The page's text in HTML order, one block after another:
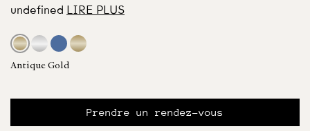
undefined LIRE PLUS
Antique Gold
Prendre un rendez-vous